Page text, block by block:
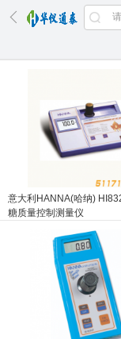
意大利HANNA(哈纳)
糖质量控制测量仪